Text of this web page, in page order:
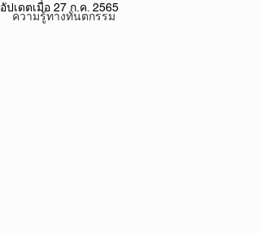
ความรู้ทางทันตกรรม
อัปเดตเมื่อ 27 ก.ค. 2565